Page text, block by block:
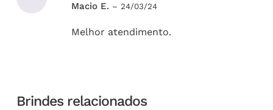
5de 5
Macio E. – 24/03/24
Melhor atendimento.
Brindes relacionados